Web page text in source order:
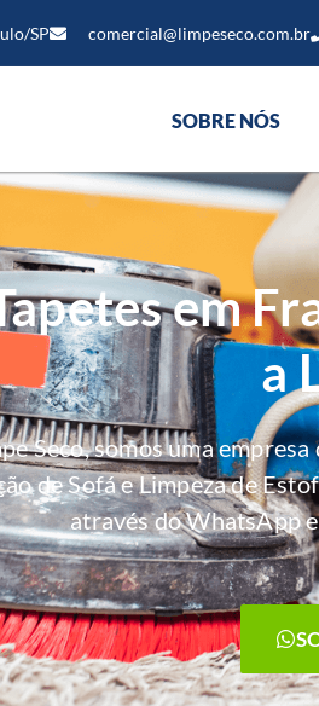
SP comercial@limpeseco.com.br
SOBRE NÓS
em
a
Seco, somos uma
de Sofá e Limpeza de
através do WhatsApp